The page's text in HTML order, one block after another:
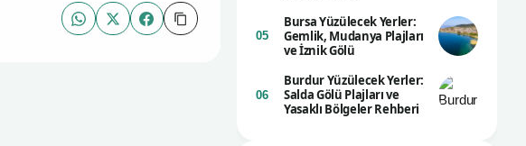
WhatsApp
X Facebook
Link
05
Bursa Yüzülecek Yerler:
Gemlik, Mudanya Plajları
ve İznik Gölü
06
Burdur Yüzülecek Yerler:
Salda Gölü Plajları ve
Yasaklı Bölgeler Rehberi